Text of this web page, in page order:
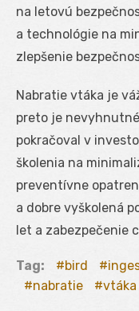
na letovú
a technológie na
zlepšenie
Nabratie vtáka je
preto je
pokračoval v
školenia na
preventívne
a dobre vyškolená
let a zabezpečenie
Tag: bird
nabratie
vtáka